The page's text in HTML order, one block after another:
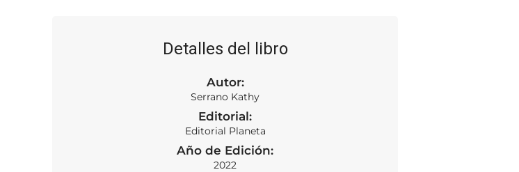
Detalles del libro
Autor:
Serrano Kathy
Editorial:
Editorial Planeta
Año de Edición:
2022